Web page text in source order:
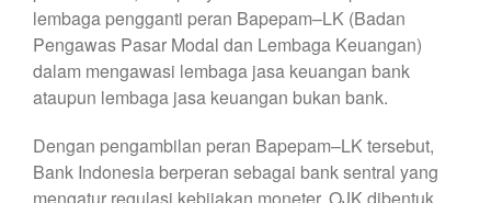
lembaga pengganti peran Bapepam–LK (Badan
Pengawas Pasar Modal dan Lembaga Keuangan)
dalam mengawasi lembaga jasa keuangan bank
ataupun lembaga jasa keuangan bukan bank.
Dengan pengambilan peran Bapepam–LK tersebut,
Bank Indonesia berperan sebagai bank sentral yang
mengatur regulasi kebijakan moneter. OJK dibentuk